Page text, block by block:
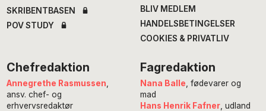
SKRIBENTBASEN
POV STUDY
BLIV MEDLEM
HANDELSBETINGELSER
COOKIES & PRIVATLIV
Chefredaktion
Annegrethe Rasmussen
ansv. chef- og
erhvervsredaktør
Fagredaktion
Nana Balle , fødevarer og
mad
Hans Henrik Fafner, udland